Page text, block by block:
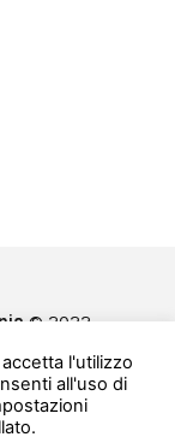
© 2022
l'utilizzo
all'uso di